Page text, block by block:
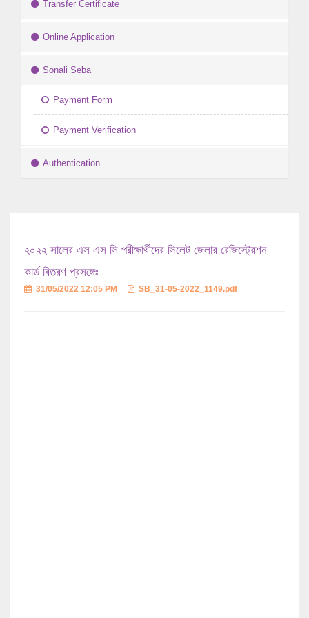
Transfer Certificate
Online Application
Sonali Seba
Payment Form
Payment Verification
Authentication
২০২২ সালের এস এস সি পরীক্ষার্থীদের সিলেট জেলার রেজিস্ট্রেশন
কার্ড বিতরণ প্রসঙ্গেঃ
31/05/2022 12:05 PM SB_31-05-2022_1149.pdf